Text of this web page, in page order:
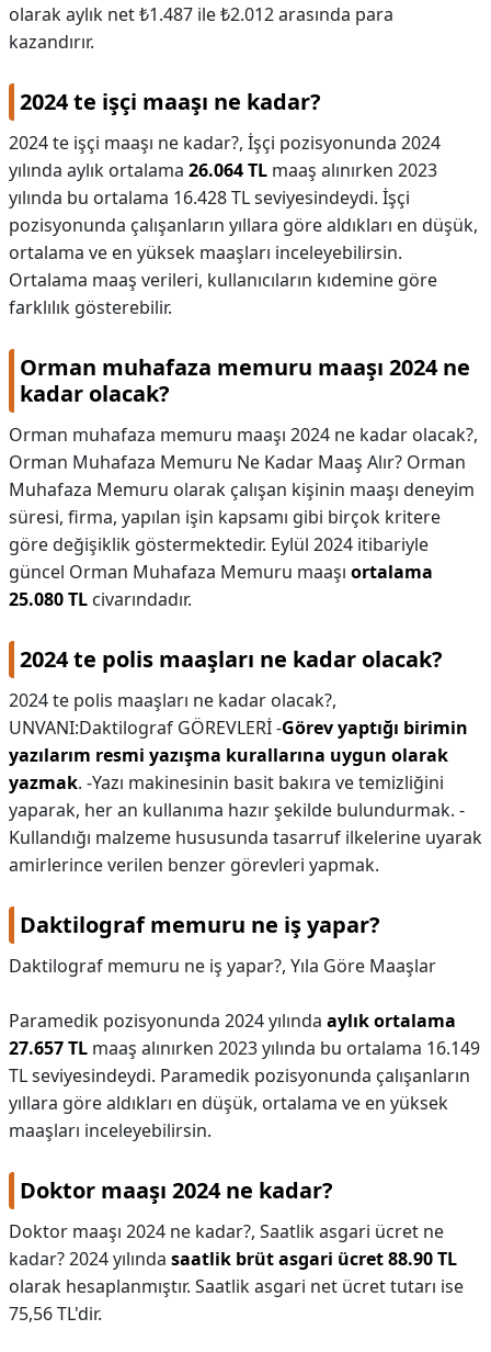
olarak aylık net ₺1.487 ile ₺2.012 arasında para
kazandırır.
2024 te işçi maaşı ne kadar?
2024 te işçi maaşı ne kadar?, İşçi pozisyonunda 2024
yılında aylık ortalama 26.064 TL maaş alınırken 2023
yılında bu ortalama 16.428 TL seviyesindeydi. İşçi
pozisyonunda çalışanların yıllara göre aldıkları en düşük,
ortalama ve en yüksek maaşları inceleyebilirsin.
Ortalama maaş verileri, kullanıcıların kıdemine göre
farklılık gösterebilir.
Orman muhafaza memuru maaşı 2024 ne
kadar olacak?
Orman muhafaza memuru maaşı 2024 ne kadar olacak?,
Orman Muhafaza Memuru Ne Kadar Maaş Alır? Orman
Muhafaza Memuru olarak çalışan kişinin maaşı deneyim
süresi, firma, yapılan işin kapsamı gibi birçok kritere
göre değişiklik göstermektedir. Eylül 2024 itibariyle
güncel Orman Muhafaza Memuru maaşı ortalama
25.080 TL civarındadır.
2024 te polis maaşları ne kadar olacak?
2024 te polis maaşları ne kadar olacak?,
UNVANI:Daktilograf GÖREVLERİ -Görev yaptığı birimin
yazılarım resmi yazışma kurallarına uygun olarak
yazmak. -Yazı makinesinin basit bakıra ve temizliğini
yaparak, her an kullanıma hazır şekilde bulundurmak. -
Kullandığı malzeme hususunda tasarruf ilkelerine uyarak
amirlerince verilen benzer görevleri yapmak.
Daktilograf memuru ne iş yapar?
Daktilograf memuru ne iş yapar?, Yıla Göre Maaşlar
Paramedik pozisyonunda 2024 yılında aylık ortalama
27.657 TL maaş alınırken 2023 yılında bu ortalama 16.149
TL seviyesindeydi. Paramedik pozisyonunda çalışanların
yıllara göre aldıkları en düşük, ortalama ve en yüksek
maaşları inceleyebilirsin.
Doktor maaşı 2024 ne kadar?
Doktor maaşı 2024 ne kadar?, Saatlik asgari ücret ne
kadar? 2024 yılında saatlik brüt asgari ücret 88.90 TL
olarak hesaplanmıştır. Saatlik asgari net ücret tutarı ise
75,56 TL'dir.